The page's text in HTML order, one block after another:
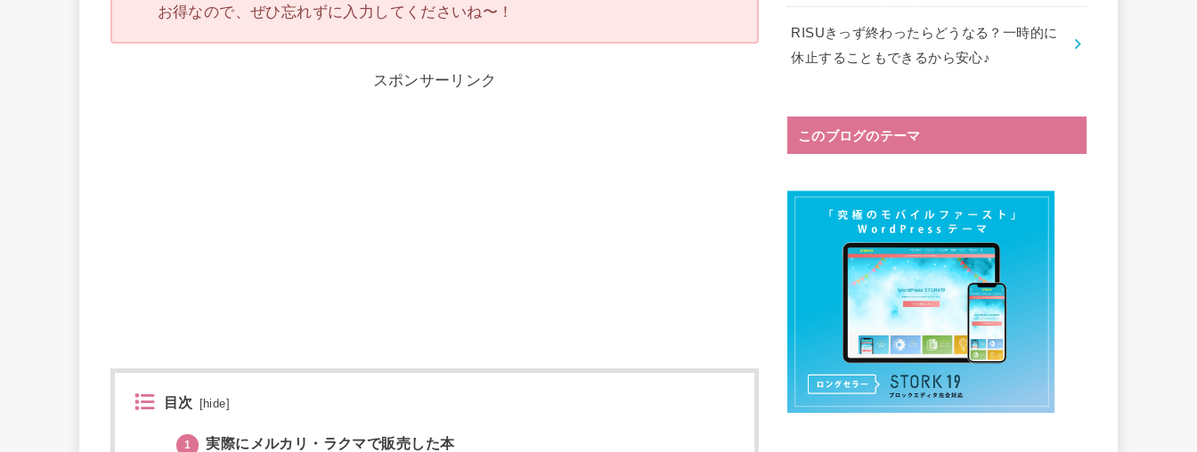
お得なので、ぜひ忘れずに入力してくださいね〜！
スポンサーリンク
目次 [hide]
1 実際にメルカリ・ラクマで販売した本
RISUきっず終わったらどうなる？一時的に
休止することもできるから安心♪
このブログのテーマ